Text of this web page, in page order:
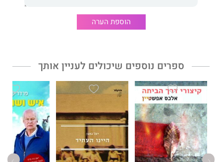
הוא איש חינוך ישראלי, בעל תואר ד"ר למחשבת
ישראל מהאוניברסיטה העברית. שימש כיו"ר המזכירות הפדגוגית
במשרד החינוך ובמגוון תפקידי הוראה וניהול, ופרסם ספרי עיון ומחקר
הוספת הערה
ספרים נוספים שיכולים לעניין אותך